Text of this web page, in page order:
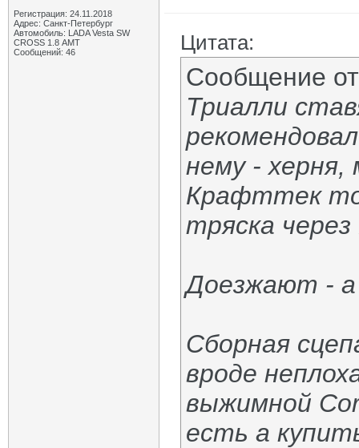
Регистрация: 24.11.2018
Адрес: Санкт-Петербург
Автомобиль: LADA Vesta SW
CROSS 1.8 АМТ
Сообщений: 46
Цитата:
Сообщение
Триалли
нему - херня,
Крафттек
тряска
Доезжают -
Сборная
вроде
выжимной
есть а